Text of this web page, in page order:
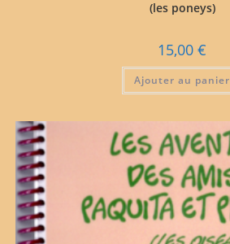
(les poneys)
15,00 €
Ajouter au panier